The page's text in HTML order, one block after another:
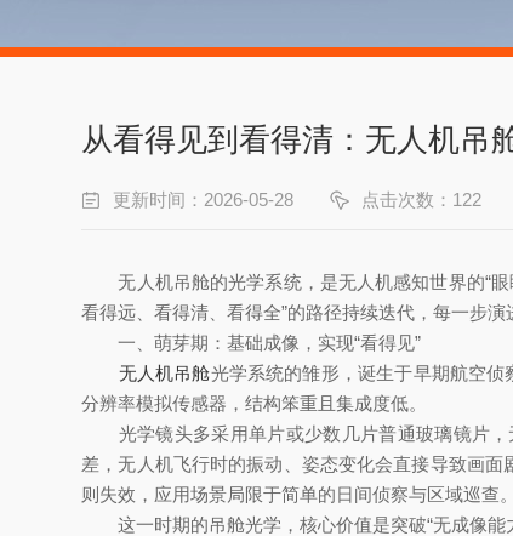
从看得见到看得清：无人机吊
更新时间：2026-05-28 点击次数：122
无人机吊舱的光学系统，是无人机感知世界的“眼
看得远、看得清、看得全”的路径持续迭代，每一步
一、萌芽期：基础成像，实现“看得见”
无人机吊舱光学系统的雏形，诞生于早期航空
分辨率模拟传感器，结构笨重且集成度低。
光学镜头多采用单片或少数几片普通玻璃镜片，
差，无人机飞行时的振动、姿态变化会直接导致画
则失效，应用场景局限于简单的日间侦察与区域巡查。
这一时期的吊舱光学，核心价值是突破“无成像能力